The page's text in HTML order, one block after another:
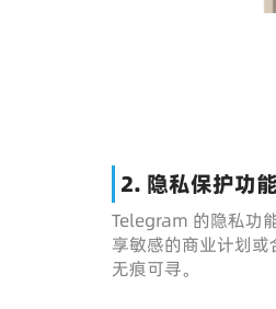
2. 隐私保护功
Telegram 的隐私功
享敏感的商业计划或
无痕可寻。